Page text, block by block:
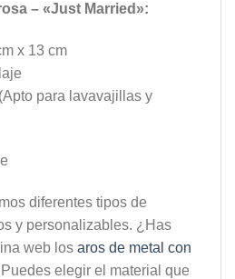
– «Just Married»:
x 13 cm
para lavavajillas y
diferentes tipos de
y personalizables. ¿Has
web los aros de metal con
elegir el material que